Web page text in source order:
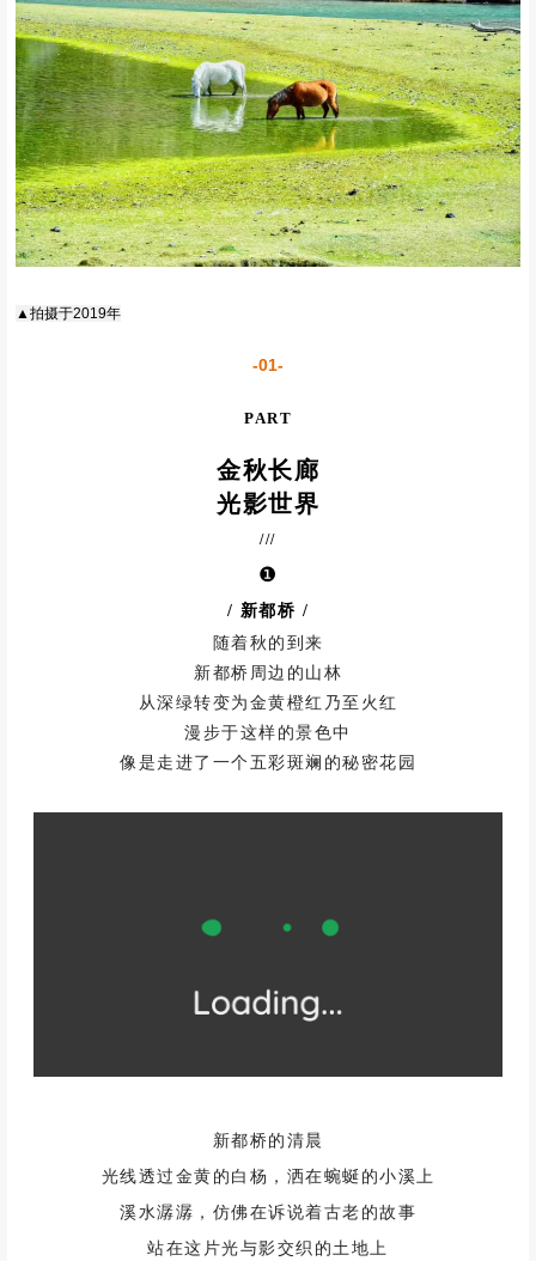
▲拍摄于2019年
-01-
PART
金秋长廊
光影世界
///
❶
/ 新都桥 /
随着秋的到来
新都桥周边的山林
从深绿转变为金黄橙红乃至火红
漫步于这样的景色中
像是走进了一个五彩斑斓的秘密花园
新都桥的清晨
光线透过金黄的白杨，洒在蜿蜒的小溪上
溪水潺潺，仿佛在诉说着古老的故事
站在这片光与影交织的土地上